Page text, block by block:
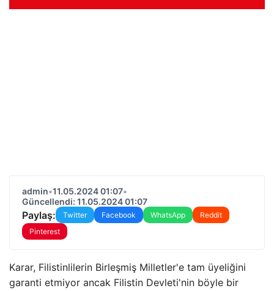
admin•11.05.2024 01:07•
Güncellendi: 11.05.2024 01:07
Paylaş: Twitter Facebook WhatsApp
Reddit
Pinterest
Karar, Filistinlilerin Birleşmiş Milletler'e tam üyeliğini
garanti etmiyor ancak Filistin Devleti'nin böyle bir